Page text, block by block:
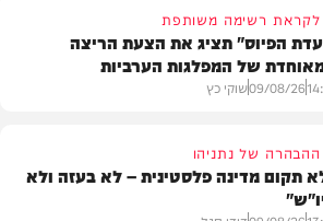
לקראת רשימה משותפת
הפיוס" תציג את הצעת הריצה
של המפלגות הערביות
09/08/26שוקי כץ
ההבהרה של נתניהו
תקום מדינה פלסטינית – לא בעזה ולא